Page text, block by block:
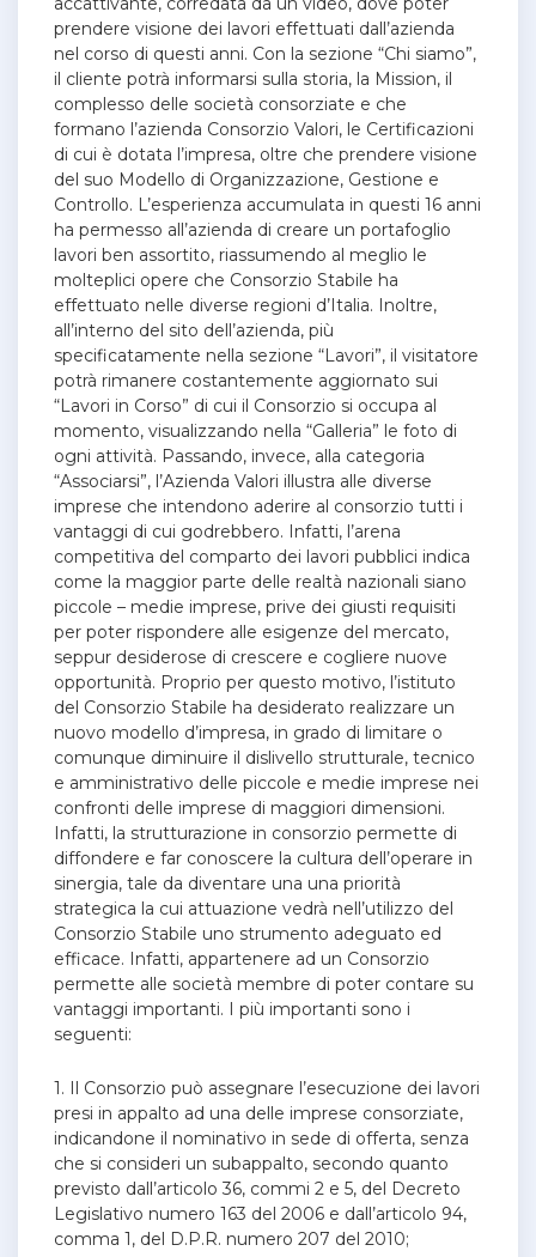
prendere visione dei lavori effettuati dall’azienda
nel corso di questi anni. Con la sezione “Chi siamo”,
il cliente potrà informarsi sulla storia, la Mission, il
complesso delle società consorziate e che
formano l’azienda Consorzio Valori, le Certificazioni
di cui è dotata l’impresa, oltre che prendere visione
del suo Modello di Organizzazione, Gestione e
Controllo. L’esperienza accumulata in questi 16 anni
ha permesso all’azienda di creare un portafoglio
lavori ben assortito, riassumendo al meglio le
molteplici opere che Consorzio Stabile ha
effettuato nelle diverse regioni d’Italia. Inoltre,
all’interno del sito dell’azienda, più
specificatamente nella sezione “Lavori”, il visitatore
potrà rimanere costantemente aggiornato sui
“Lavori in Corso” di cui il Consorzio si occupa al
momento, visualizzando nella “Galleria” le foto di
ogni attività. Passando, invece, alla categoria
“Associarsi”, l’Azienda Valori illustra alle diverse
imprese che intendono aderire al consorzio tutti i
vantaggi di cui godrebbero. Infatti, l’arena
competitiva del comparto dei lavori pubblici indica
come la maggior parte delle realtà nazionali siano
piccole – medie imprese, prive dei giusti requisiti
per poter rispondere alle esigenze del mercato,
seppur desiderose di crescere e cogliere nuove
opportunità. Proprio per questo motivo, l’istituto
del Consorzio Stabile ha desiderato realizzare un
nuovo modello d’impresa, in grado di limitare o
comunque diminuire il dislivello strutturale, tecnico
e amministrativo delle piccole e medie imprese nei
confronti delle imprese di maggiori dimensioni.
Infatti, la strutturazione in consorzio permette di
diffondere e far conoscere la cultura dell’operare in
sinergia, tale da diventare una una priorità
strategica la cui attuazione vedrà nell’utilizzo del
Consorzio Stabile uno strumento adeguato ed
efficace. Infatti, appartenere ad un Consorzio
permette alle società membre di poter contare su
vantaggi importanti. I più importanti sono i
seguenti:
1. Il Consorzio può assegnare l’esecuzione dei lavori
presi in appalto ad una delle imprese consorziate,
indicandone il nominativo in sede di offerta, senza
che si consideri un subappalto, secondo quanto
previsto dall’articolo 36, commi 2 e 5, del Decreto
Legislativo numero 163 del 2006 e dall’articolo 94,
comma 1, del D.P.R. numero 207 del 2010;